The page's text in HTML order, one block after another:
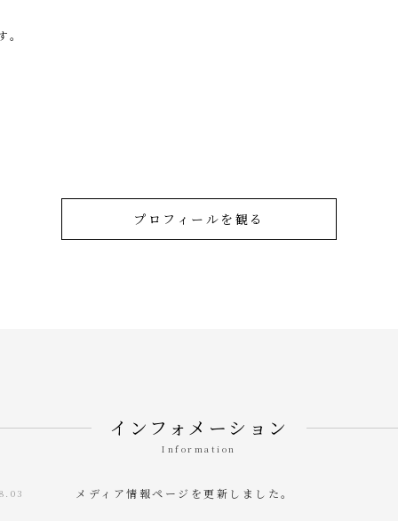
。
プロフィールを観る
インフォメーション
Information
メディア情報ページを更新しました。